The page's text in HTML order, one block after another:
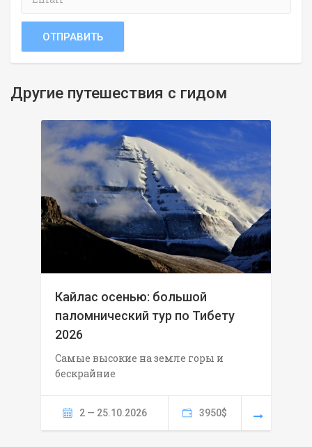
Другие путешествия с гидом
Кайлас осенью: большой
паломнический тур по Тибету
2026
Самые высокие на земле горы и
бескрайние
2 — 25.10.2026 3950$